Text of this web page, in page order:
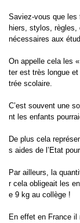
Saviez-vous que
hiers, stylos,
nécessaires aux
On appelle cela les
ter est très longue
trée scolaire.
C’est souvent une
nt les enfants
De plus cela
s aides de l’Etat
Par ailleurs, la
r cela obligeait les
e 9 kg au collège !
En effet en France il